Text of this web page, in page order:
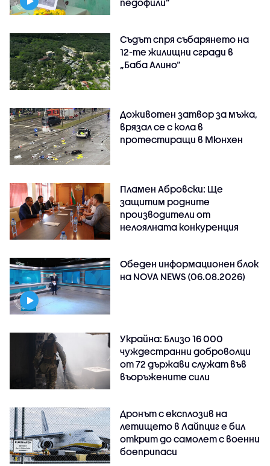
педофили”
Съдът спря събарянето на
12-те жилищни сгради в
„Баба Алино“
Доживотен затвор за мъжа,
врязал се с кола в
протестиращи в Мюнхен
Пламен Абровски: Ще
защитим родните
производители от
нелоялната конкуренция
Обеден информационен блок
на NOVA NEWS (06.08.2026)
Украйна: Близо 16 000
чуждестранни доброволци
от 72 държави служат във
въоръжените сили
Дронът с експлозив на
летището в Лайпциг е бил
открит до самолет с военни
боеприпаси